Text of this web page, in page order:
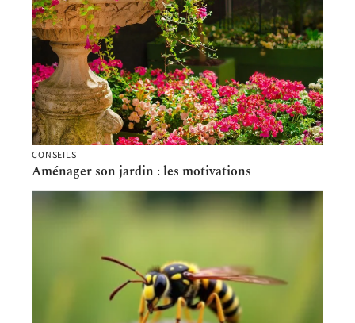
CONSEILS
Aménager son jardin : les motivations